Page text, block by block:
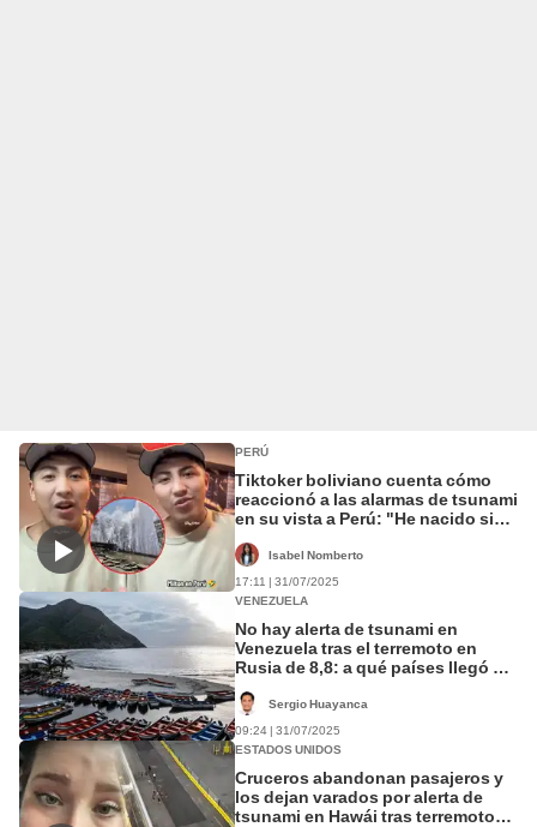
PERÚ
Tiktoker boliviano cuenta cómo
reaccionó a las alarmas de tsunami
en su vista a Perú: "He nacido sin
Isabel Nomberto
17:11 | 31/07/2025
VENEZUELA
No hay alerta de tsunami en
Venezuela tras el terremoto en
Rusia de 8,8: a qué países llegó y
sismoSergio Huayanca
09:24 | 31/07/2025
ESTADOS UNIDOS
Cruceros abandonan pasajeros y
los dejan varados por alerta de
tsunami en Hawái tras terremoto